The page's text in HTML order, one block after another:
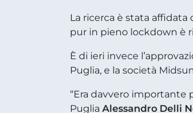
La ricerca è stata
pur in pieno lockdown è
È di ieri invece
Puglia, e la società
“Era davvero importante
Puglia Alessandro Delli